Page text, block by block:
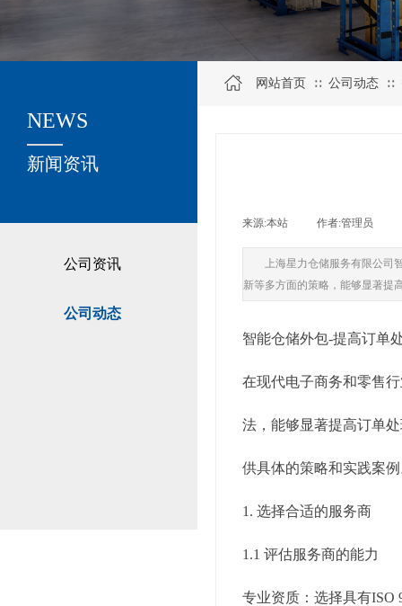
公司资讯
公司动态
关于我们
新闻资讯
NEWS
网站首页 ∷ 公司动态 ∷
来源:本站 作者:管理员
上海星力仓储服务有限公
新等多方面的策略，能够显著提
智能仓储外包-提高订单
在现代电子商务和零售
法，能够显著提高订单
供具体的策略和实践案
1. 选择合适的服务商
1.1 评估服务商的能力
专业资质：选择具有ISO